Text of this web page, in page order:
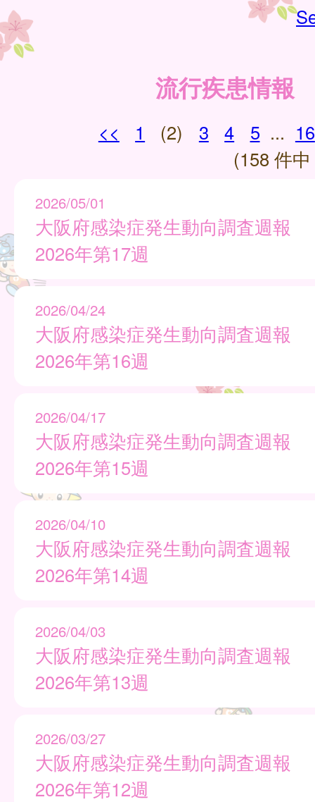
流行疾患情報
<< 1 (2) 3 4 5 ... 16
(158 件
2026/05/01
大阪府感染症発生動向調査週報
2026年第17週
2026/04/24
大阪府感染症発生動向調査週報
2026年第16週
2026/04/17
大阪府感染症発生動向調査週報
2026年第15週
2026/04/10
大阪府感染症発生動向調査週報
2026年第14週
2026/04/03
大阪府感染症発生動向調査週報
2026年第13週
2026/03/27
大阪府感染症発生動向調査週報
2026年第12週